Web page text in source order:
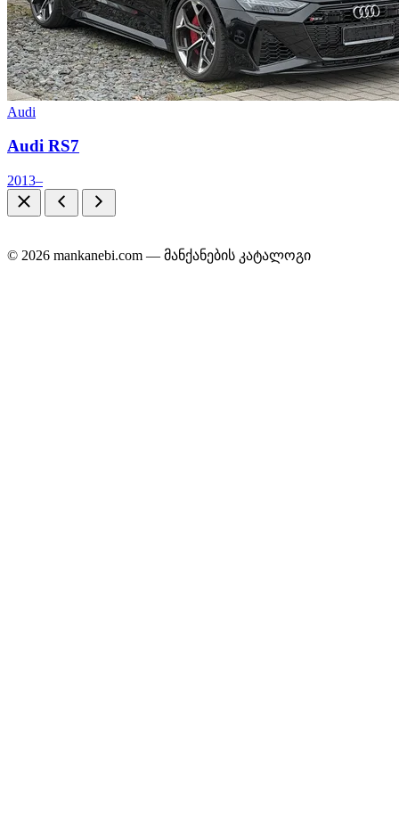
Audi
Audi RS7
2013–
© 2026 mankanebi.com — მანქანების კატალოგი